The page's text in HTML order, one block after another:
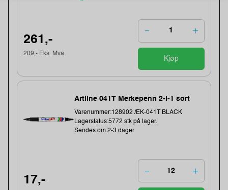
261,-
209,- Eks. Mva.
Kjøp
Artline 041T Merkepenn 2-i-1 sort
Varenummer:128902 /EK-041T BLACK
Lagerstatus:5772 stk på lager.
Sendes om:2-3 dager
17,-